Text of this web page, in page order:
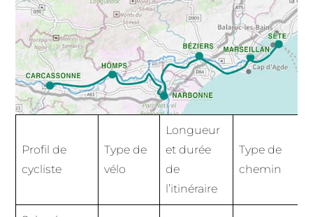
Profil de
cycliste
Type de
vélo
Longueur
et durée
de
l’itinéraire
Type de
chemin